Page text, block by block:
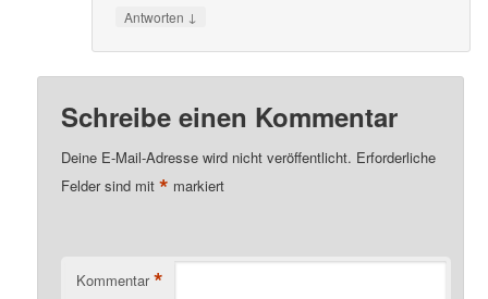
Antworten ↓
Schreibe einen Kommentar
Deine E-Mail-Adresse wird nicht veröffentlicht. Erforderliche
Felder sind mit* markiert
Kommentar *